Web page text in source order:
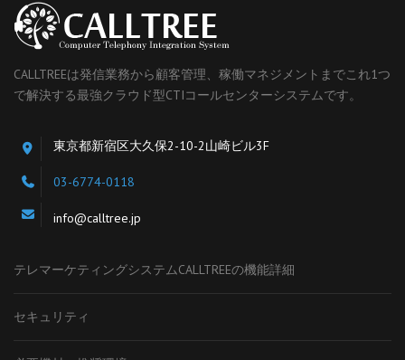
CALLTREEは発信業務から顧客管理、稼働マネジメントまでこれ1つ
で解決する最強クラウド型CTIコールセンターシステムです。
東京都新宿区大久保2-10-2山崎ビル3F
03-6774-0118
info@calltree.jp
テレマーケティングシステムCALLTREEの機能詳細
セキュリティ